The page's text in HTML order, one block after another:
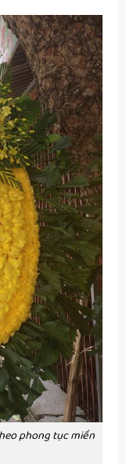
phong tục miền